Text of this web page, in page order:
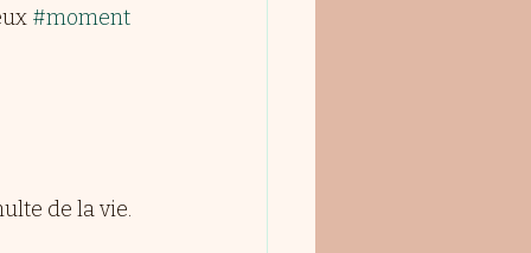
#moment
de la vie.